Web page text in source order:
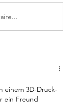
einem 3D-Druck-